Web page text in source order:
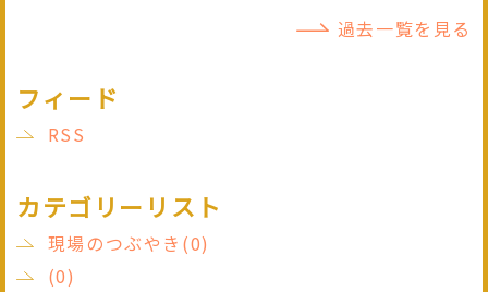
過去一覧を見る
フィード
RSS
カテゴリーリスト
現場のつぶやき(0)
(0)